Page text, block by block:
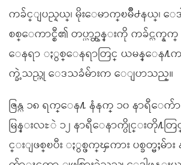
ကခ်င္ျပည္နယ္၊ မိုးေမာက္ၿမိဳ႕နယ္၊ ေဒ
စစ္ေကာင္စီ၏ တပ္ယာဥ္တန္းကို ကခ်င္လက္နက္
ေနရာ ႏွစ္ေနရာတြင္ ယမန္ေန႔က
က္ခဲ့သည္ဟု ေဒသခံမ်ားက ေျပာသည္။
ဇြန္လ ၁၈ ရက္ေန႔ နံနက္ ၁၀ နာရီ
မြန္းလႊဲ ၁၂ နာရီေနာက္ပိုင္းတို႔တ
င္းျဖစ္ၿပီး ႏွစ္ဖက္ၾကား ပစ္ခတ္မႈမ်